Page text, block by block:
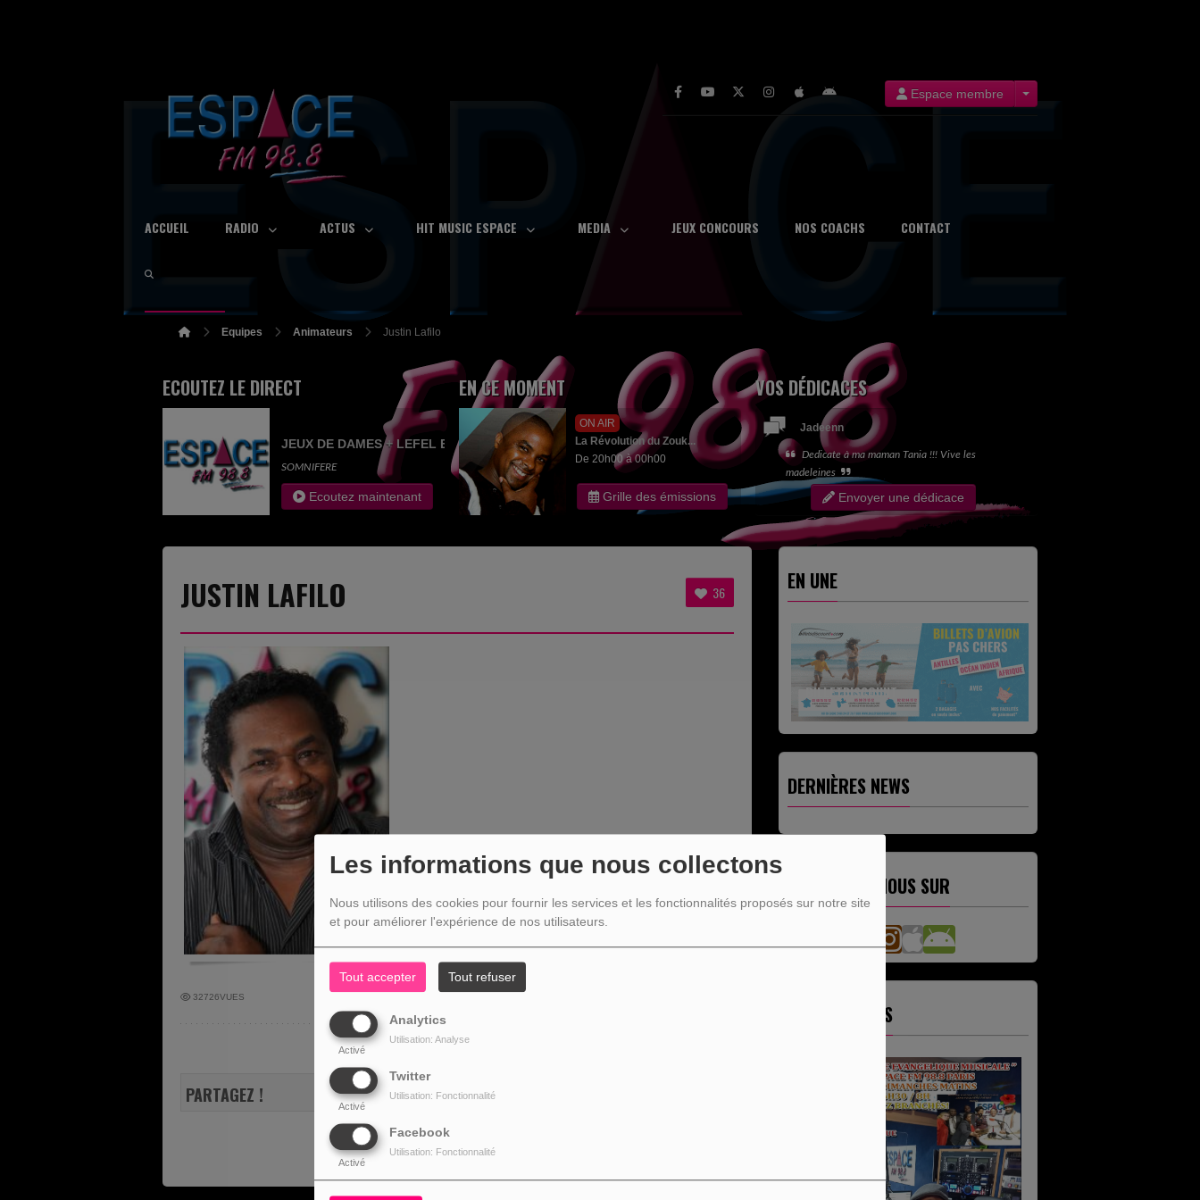
Les informations que nous collectons
Nous utilisons des cookies pour fournir les services et les fonctionnalités proposés sur notre site
et pour améliorer l'expérience de nos utilisateurs.
Tout accepter Tout refuser
Analytics
Activé
Utilisation: Analyse
Twitter
Activé
Utilisation: Fonctionnalité
Facebook
Activé
Utilisation: Fonctionnalité
Espace membre
ACCUEIL RADIO ACTUS HIT MUSIC ESPACE MEDIA JEUX CONCOURS NOS COACHS CONTACT
Equipes Animateurs Justin Lafilo
ECOUTEZ LE DIRECT
JEUX DE DAMES + LEFEL EDITH
SOMNIFERE
Ecoutez maintenant
EN CE MOMENT
ON AIR
La Révolution du Zouk...
De 20h00 à 00h00
Grille des émissions
VOS DÉDICACES
Jadeenn
Dedicate à ma maman Tania !!! Vive les
madeleines
Envoyer une dédicace
36
JUSTIN LAFILO
32726VUES
PARTAGEZ !
EN UNE
BILLETDISCOUNT
DERNIÈRES NEWS
RETROUVEZ-NOUS SUR
LES ÉMISSIONS